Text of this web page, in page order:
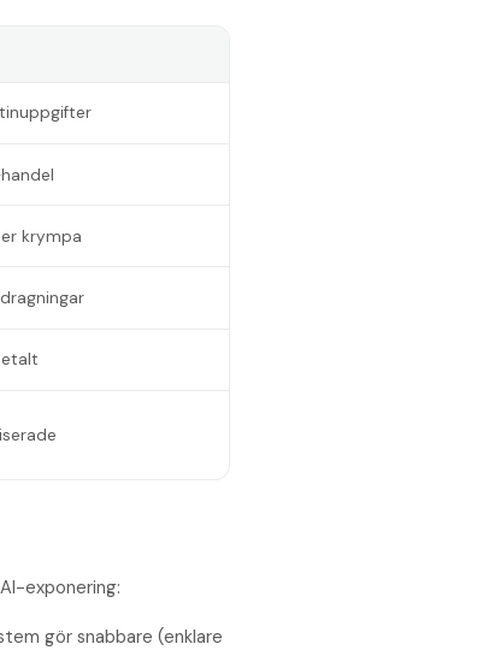
krympa
exponering:
gör snabbare (enklare